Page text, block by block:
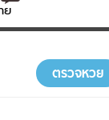
ย
ความรู้ร
ฮาวทู
ตรวจหวย